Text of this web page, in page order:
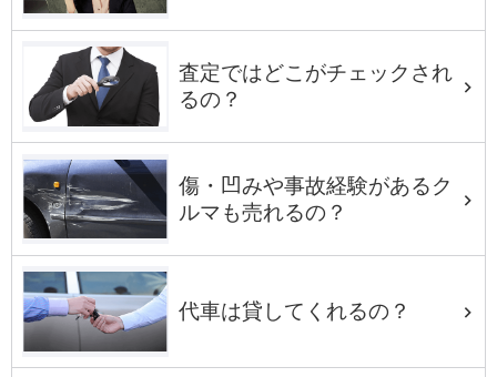
査定ではどこがチェックされ
るの？
傷・凹みや事故経験があるク
ルマも売れるの？
代車は貸してくれるの？